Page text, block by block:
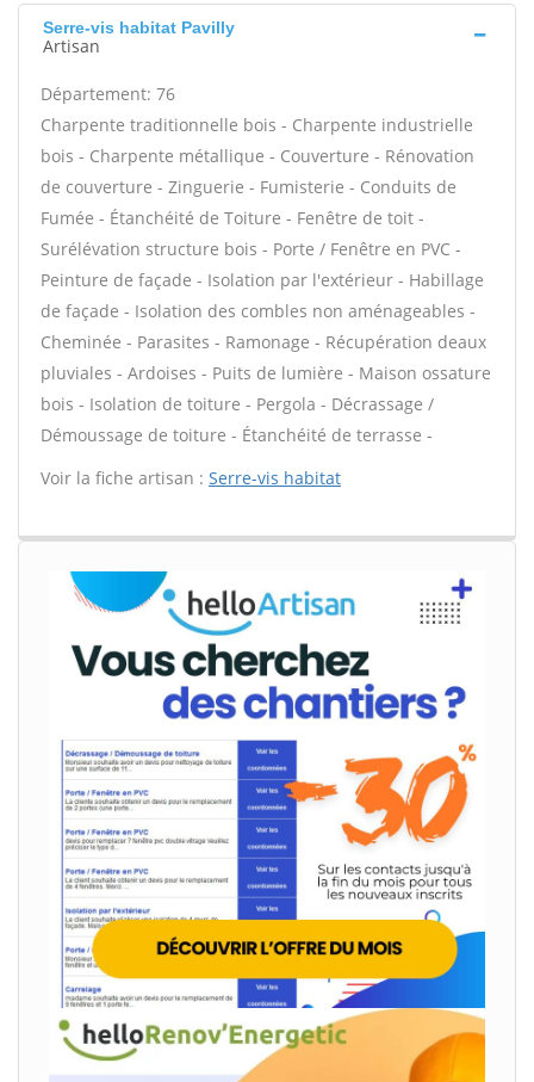
Serre-vis habitat Pavilly
Artisan
Département: 76
Charpente traditionnelle bois - Charpente industrielle
bois - Charpente métallique - Couverture - Rénovation
de couverture - Zinguerie - Fumisterie - Conduits de
Fumée - Étanchéité de Toiture - Fenêtre de toit -
Surélévation structure bois - Porte / Fenêtre en PVC -
Peinture de façade - Isolation par l'extérieur - Habillage
de façade - Isolation des combles non aménageables -
Cheminée - Parasites - Ramonage - Récupération deaux
pluviales - Ardoises - Puits de lumière - Maison ossature
bois - Isolation de toiture - Pergola - Décrassage /
Démoussage de toiture - Étanchéité de terrasse -
Voir la fiche artisan : Serre-vis habitat